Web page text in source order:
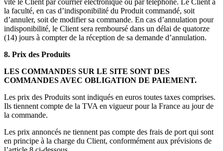
la faculté, en cas d’indisponibilité du Produit commandé, soit
d’annuler, soit de modifier sa commande. En cas d’annulation pour
indisponibilité, le Client sera remboursé dans un délai de quatorze
(14) jours à compter de la réception de sa demande d’annulation.
8. Prix des Produits
LES COMMANDES SUR LE SITE SONT DES
COMMANDES AVEC OBLIGATION DE PAIEMENT.
Les prix des Produits sont indiqués en euros toutes taxes comprises.
Ils tiennent compte de la TVA en vigueur pour la France au jour de
la commande.
Les prix annoncés ne tiennent pas compte des frais de port qui sont
en principe à la charge du Client, conformément aux prévisions de